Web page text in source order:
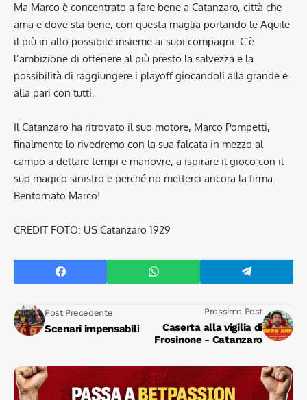
Ma Marco è concentrato a fare bene a Catanzaro, città che
ama e dove sta bene, con questa maglia portando le Aquile
il più in alto possibile insieme ai suoi compagni. C’è
l’ambizione di ottenere al più presto la salvezza e la
possibilità di raggiungere i playoff giocandoli alla grande e
alla pari con tutti.
Il Catanzaro ha ritrovato il suo motore, Marco Pompetti,
finalmente lo rivedremo con la sua falcata in mezzo al
campo a dettare tempi e manovre, a ispirare il gioco con il
suo magico sinistro e perché no metterci ancora la firma.
Bentornato Marco!
CREDIT FOTO: US Catanzaro 1929
Post Precedente
Scenari impensabili
Prossimo Post
Caserta alla vigilia di
Frosinone - Catanzaro